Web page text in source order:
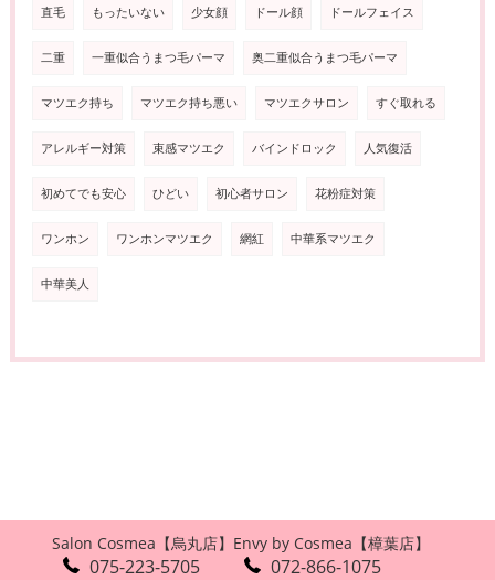
直毛 もったいない 少女顔 ドール顔 ドールフェイス
二重 一重似合うまつ毛パーマ 奥二重似合うまつ毛パーマ
マツエク持ち マツエク持ち悪い マツエクサロン すぐ取れる
アレルギー対策 束感マツエク バインドロック 人気復活
初めてでも安心 ひどい 初心者サロン 花粉症対策
ワンホン ワンホンマツエク 網紅 中華系マツエク
中華美人
Salon Cosmea【烏丸店】
075-223-5705
Envy by Cosmea【樟葉店】
072-866-1075